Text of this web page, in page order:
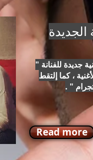
Read more
جديدة للفنانة "
، كما إلتقط
" .